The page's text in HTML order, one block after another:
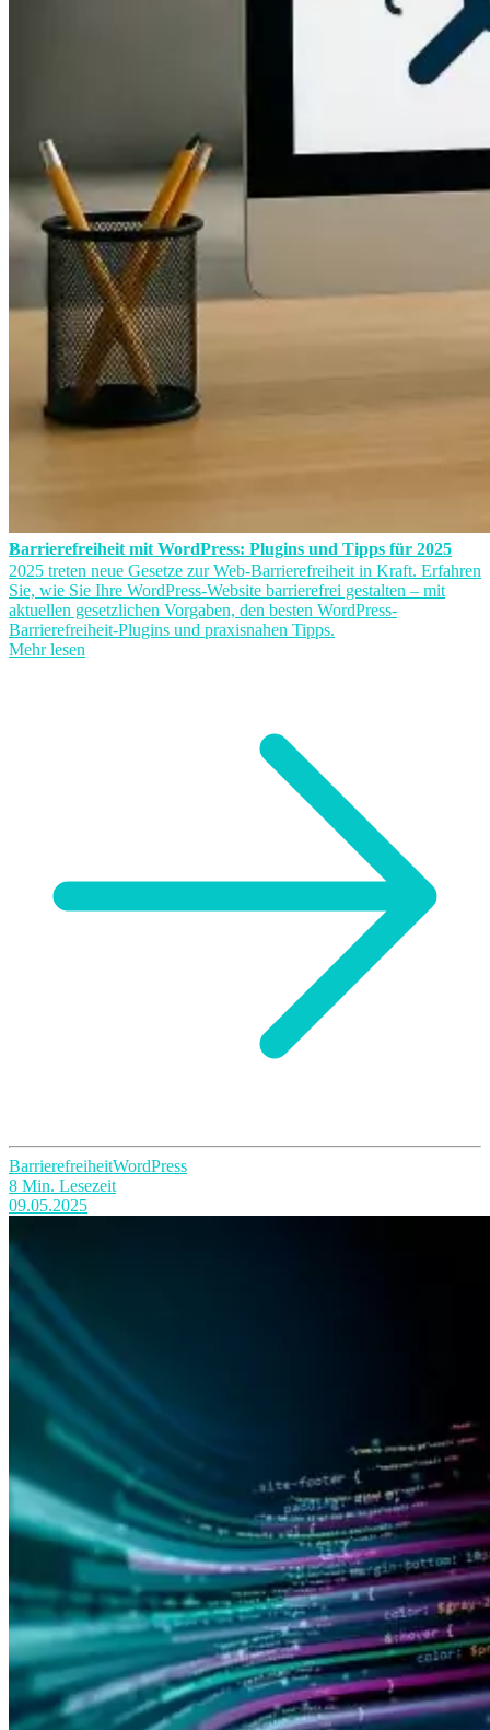
Barrierefreiheit mit WordPress: Plugins und Tipps für 2025
2025 treten neue Gesetze zur Web-Barrierefreiheit in Kraft. Erfahren
Sie, wie Sie Ihre WordPress-Website barrierefrei gestalten – mit
aktuellen gesetzlichen Vorgaben, den besten WordPress-
Barrierefreiheit-Plugins und praxisnahen Tipps.
Mehr lesen
BarrierefreiheitWordPress
8 Min. Lesezeit
09.05.2025